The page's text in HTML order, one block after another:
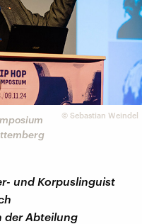
© Sebastian Weindel
und Korpuslinguist
der Abteilung